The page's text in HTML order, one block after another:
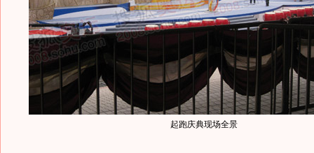
起跑庆典现场全景